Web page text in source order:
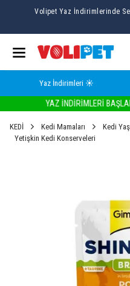
Volipet Yaz İndirimlerinde
Yaz İndirimleri ☀️
YAZ İNDİRİMLERİ
KEDİ Kedi Mamaları
Kedi
Yetişkin Kedi Konserveleri